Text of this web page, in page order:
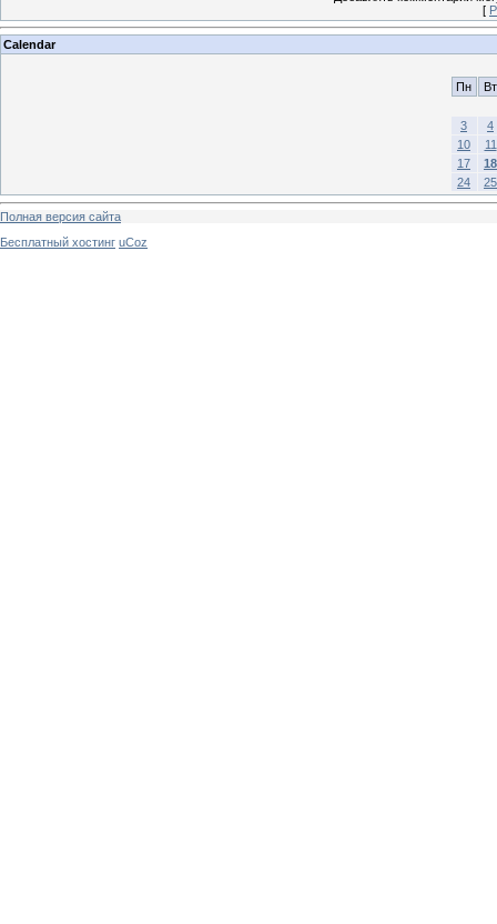
[
Calendar
Пн Вт
3
4
10
11
17
18
24
25
Полная версия сайта
Бесплатный хостинг uCoz